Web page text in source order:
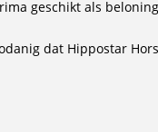
geschikt als
dat Hippostar